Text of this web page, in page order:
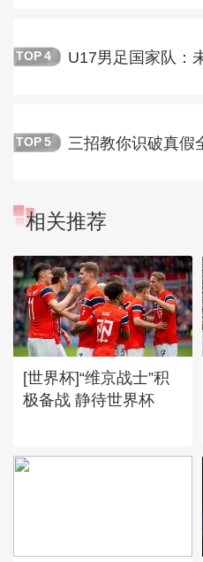
TOP 4 U17男足国家队：
TOP 5 三招教你识破真假
相关推荐
[世界杯]“维京战士”积
极备战 静待世界杯